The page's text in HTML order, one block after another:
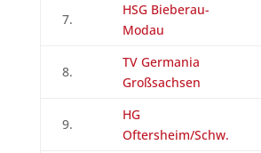
7.
HSG Bieberau-
Modau
8.
TV Germania
Großsachsen
9.
HG
Oftersheim/Schw.